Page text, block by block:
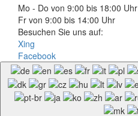
Mo - Do von 9:00 bis 18:00 Uhr
Fr von 9:00 bis 14:00 Uhr
Besuchen Sie uns auf:
Xing
Facebook